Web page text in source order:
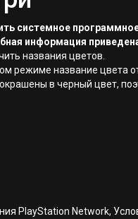
системное
информация
названия цветов.
название цвета
в черный цвет,
PlayStation Network,